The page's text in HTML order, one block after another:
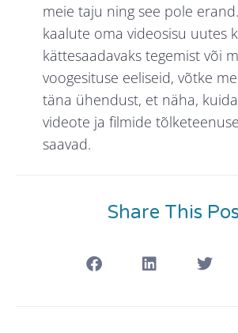
meie taju ning see pole
kaalute oma videosisu uutes
kättesaadavaks tegemist või
voogesituse eeliseid, võtke
täna ühendust, et näha,
videote ja filmide
saavad.
Share This